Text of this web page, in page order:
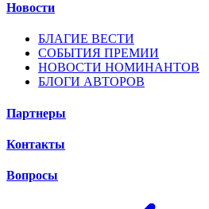
Новости
БЛАГИЕ ВЕСТИ
СОБЫТИЯ ПРЕМИИ
НОВОСТИ НОМИНАНТОВ
БЛОГИ АВТОРОВ
Партнеры
Контакты
Вопросы